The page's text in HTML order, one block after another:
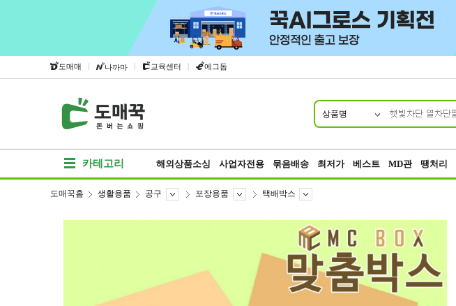
도매매 | 나까마 | 교육센터 | 에그돔
상품명
카테고리 해외상품소싱 사업자전용 묶음배송 최저가 베스트 MD관 땡처리
도매꾹홈 생활용품 공구 포장용품 택배박스